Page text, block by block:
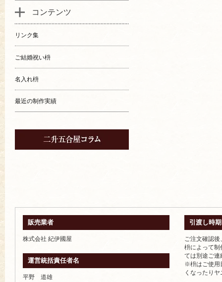
コンテンツ
リンク集
ご結婚祝い枡
名入れ枡
最近の制作実績
販売業者
株式会社 紀伊國屋
運営統括責任者名
平野 道雄
引渡し時期
ご注文確認
枡によって制
ては別途ご連
※枡はご使用
くなったり